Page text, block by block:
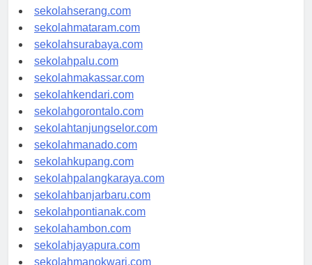
sekolahpekanbaru.com
sekolahserang.com
sekolahmataram.com
sekolahsurabaya.com
sekolahpalu.com
sekolahmakassar.com
sekolahkendari.com
sekolahgorontalo.com
sekolahtanjungselor.com
sekolahmanado.com
sekolahkupang.com
sekolahpalangkaraya.com
sekolahbanjarbaru.com
sekolahpontianak.com
sekolahambon.com
sekolahjayapura.com